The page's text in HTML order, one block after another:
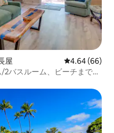
屋 レビュー66件
4.64 (66)
バスルーム、ビーチまで50